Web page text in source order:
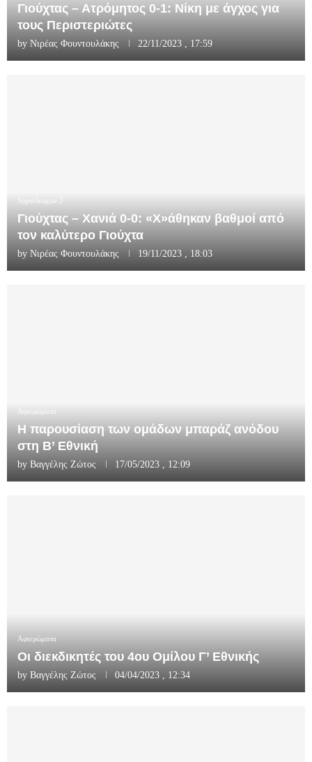
Γιούχτας – Ατρόμητος 0-1: Νίκη με άγχος για
τους Περιστεριώτες
by Νιρέας Φουντουλάκης 22/11/2023 , 17:59
Superleague 2
Γιούχτας – Χανιά 0-0: «Χ»άθηκαν βαθμοί από
τον καλύτερο Γιούχτα
by Νιρέας Φουντουλάκης 19/11/2023 , 18:03
Αφιερώματα
Η παρουσίαση των ομάδων μπαράζ ανόδου
στη Β’ Εθνική
by Βαγγέλης Ζώτος 17/05/2023 , 12:09
Αφιερώματα
Οι διεκδικητές του 4ου Ομίλου Γ’ Εθνικής
by Βαγγέλης Ζώτος 04/04/2023 , 12:34